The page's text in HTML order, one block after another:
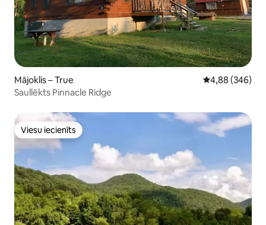
Mājoklis – True Vidējais
4,88 (346)
Saullēkts Pinnacle Ridge
Viesu iecienīts
Viesu iecienīts